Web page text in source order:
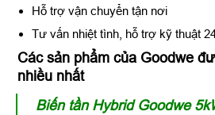
Hỗ trợ vận chuyển tận nơi
Tư vấn nhiệt tình, hỗ trợ kỹ thuật
Các sản phẩm của Goodwe
nhiều nhất
Biến tần Hybrid Goodwe